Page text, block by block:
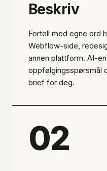
Beskriv
Fortell med egne ord
Webflow-side,
annen plattform. AI-
oppfølgingsspørsmål
brief for deg.
02